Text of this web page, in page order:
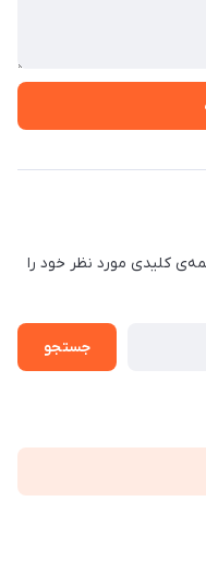
کلیدی مورد نظر خود را
جستجو